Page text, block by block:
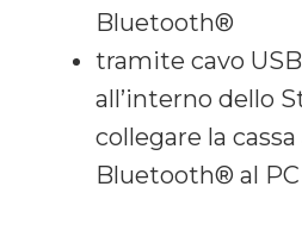
Bluetooth®
tramite cavo
all’interno dello
collegare la
Bluetooth® al PC